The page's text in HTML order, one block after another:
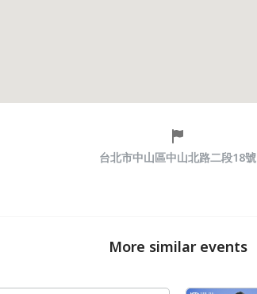
台北市中山區中山北路二段18號
More similar events